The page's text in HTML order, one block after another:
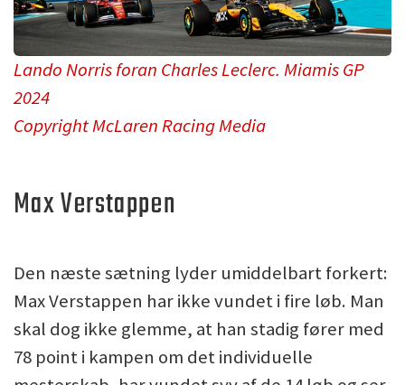
Lando Norris foran Charles Leclerc. Miamis GP
2024
Copyright McLaren Racing Media
Max Verstappen
Den næste sætning lyder umiddelbart forkert:
Max Verstappen har ikke vundet i fire løb. Man
skal dog ikke glemme, at han stadig fører med
78 point i kampen om det individuelle